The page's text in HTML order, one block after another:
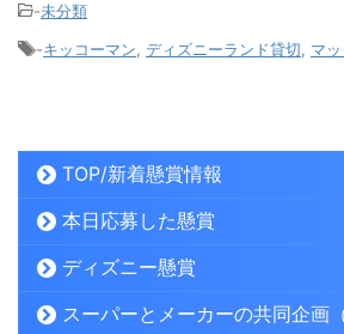
-未分類
-キッコーマン ディズニーランド貸切 マ
TOP/新着懸賞情報
本日応募した懸賞
ディズニー懸賞
スーパーとメーカーの共同企画